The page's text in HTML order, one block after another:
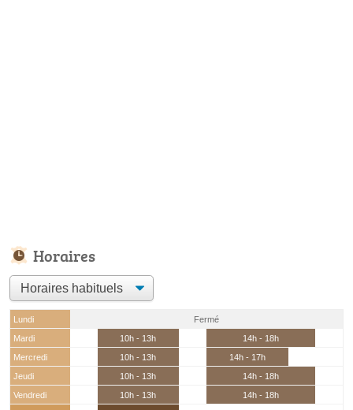
Horaires
Lundi
Fermé
Mardi
10h - 13h
14h - 18h
Mercredi
10h - 13h
14h - 17h
Jeudi
10h - 13h
14h - 18h
Vendredi
10h - 13h
14h - 18h